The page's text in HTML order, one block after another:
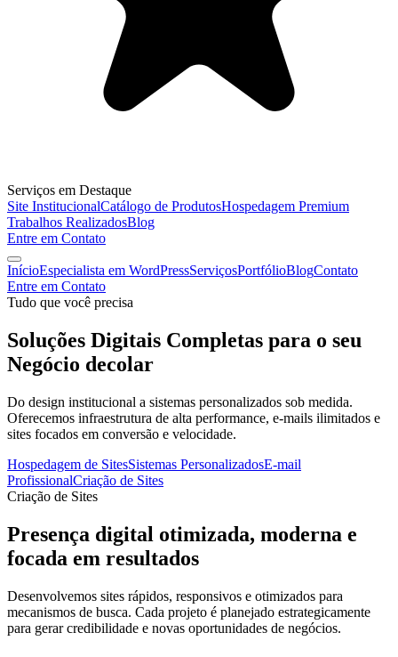
Serviços em Destaque
Site InstitucionalCatálogo de ProdutosHospedagem Premium
Trabalhos RealizadosBlog
Entre em Contato
InícioEspecialista em WordPressServiçosPortfólioBlogContato
Entre em Contato
Tudo que você precisa
Soluções Digitais Completas para o seu
Negócio decolar
Do design institucional a sistemas personalizados sob medida.
Oferecemos infraestrutura de alta performance, e-mails ilimitados e
sites focados em conversão e velocidade.
Hospedagem de SitesSistemas PersonalizadosE-mail
ProfissionalCriação de Sites
Criação de Sites
Presença digital otimizada, moderna e
focada em resultados
Desenvolvemos sites rápidos, responsivos e otimizados para
mecanismos de busca. Cada projeto é planejado estrategicamente
para gerar credibilidade e novas oportunidades de negócios.